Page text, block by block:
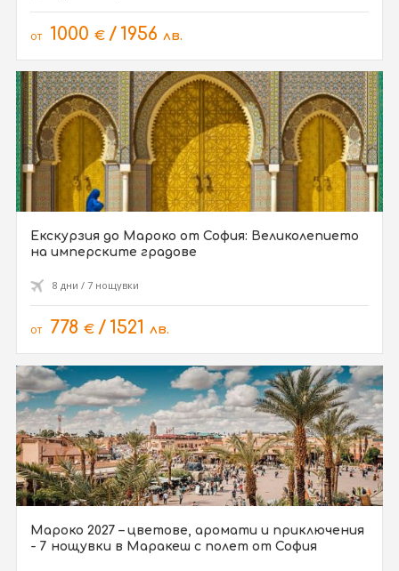
от 1000 € / 1956 лв.
Екскурзия до Мароко от София: Великолепието
на имперските градове
8 дни / 7 нощувки
от 778 € / 1521 лв.
Мароко 2027 – цветове, аромати и приключения
- 7 нощувки в Маракеш с полет от София